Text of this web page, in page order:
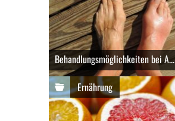
Behandlungsmöglichkeiten bei A...
Ernährung